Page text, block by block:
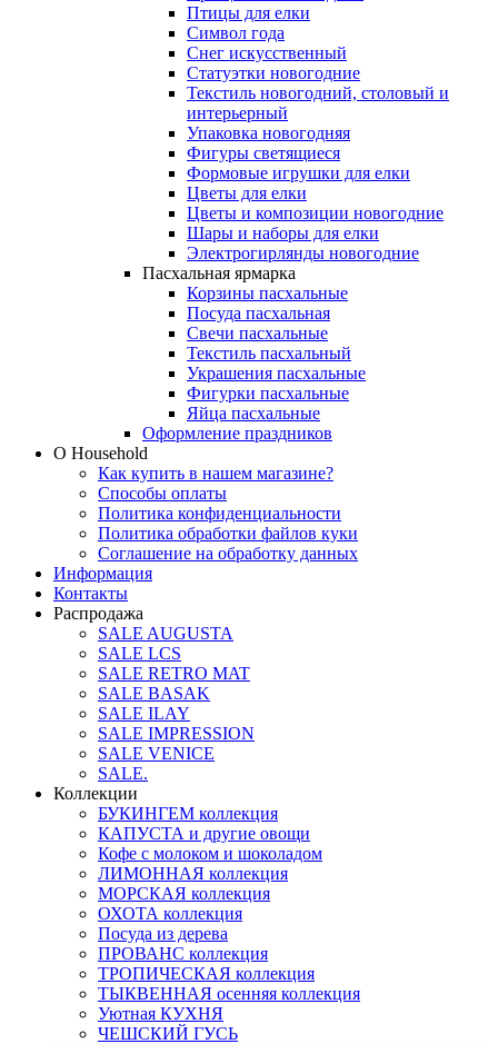
Птицы для елки
Символ года
Снег искусственный
Статуэтки новогодние
Текстиль новогодний, столовый и
интерьерный
Упаковка новогодняя
Фигуры светящиеся
Формовые игрушки для елки
Цветы для елки
Цветы и композиции новогодние
Шары и наборы для елки
Электрогирлянды новогодние
Пасхальная ярмарка
Корзины пасхальные
Посуда пасхальная
Свечи пасхальные
Текстиль пасхальный
Украшения пасхальные
Фигурки пасхальные
Яйца пасхальные
Оформление праздников
О Household
Как купить в нашем магазине?
Способы оплаты
Политика конфиденциальности
Политика обработки файлов куки
Соглашение на обработку данных
Информация
Контакты
Распродажа
SALE AUGUSTA
SALE LCS
SALE RETRO MAT
SALE BASAK
SALE ILAY
SALE IMPRESSION
SALE VENICE
SALE.
Коллекции
БУКИНГЕМ коллекция
КАПУСТА и другие овощи
Кофе с молоком и шоколадом
ЛИМОННАЯ коллекция
МОРСКАЯ коллекция
ОХОТА коллекция
Посуда из дерева
ПРОВАНС коллекция
ТРОПИЧЕСКАЯ коллекция
ТЫКВЕННАЯ осенняя коллекция
Уютная КУХНЯ
ЧЕШСКИЙ ГУСЬ